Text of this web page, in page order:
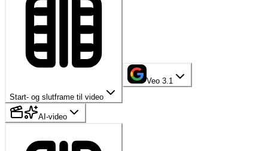
Start- og slutframe til video
Veo 3.1
AI-video